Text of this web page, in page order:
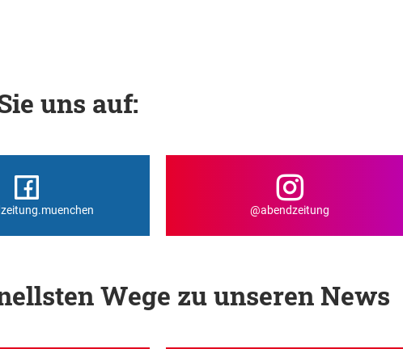
uns auf:
@abendzeitung
Wege zu unseren News